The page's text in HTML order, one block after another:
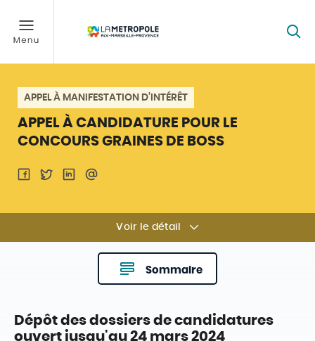
APPEL À MANIFESTATION D’INTÉRÊT
APPEL À CANDIDATURE POUR LE
CONCOURS GRAINES DE BOSS
Voir le détail
Sommaire
Dépôt des dossiers de candidatures
ouvert jusqu'au 24 mars 2024